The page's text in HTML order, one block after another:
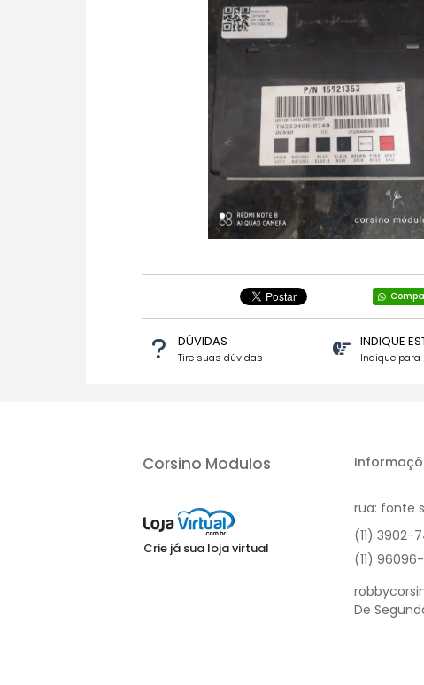
DÚVIDAS
Tire suas dúvidas
INDIQUE
Indique
Corsino Modulos
Crie já sua loja virtual
rua: fonte
(11) 3902-
(11)
De